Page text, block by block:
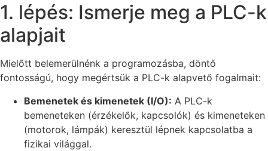
1. lépés: Ismerje meg a PLC-k
alapjait
Mielőtt belemerülnénk a programozásba, döntő
fontosságú, hogy megértsük a PLC-k alapvető fogalmait:
Bemenetek és kimenetek (I/O): A PLC-k
bemeneteken (érzékelők, kapcsolók) és kimeneteken
(motorok, lámpák) keresztül lépnek kapcsolatba a
fizikai világgal.